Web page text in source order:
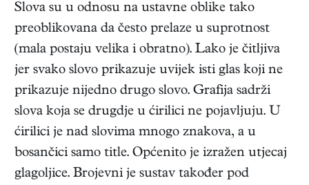
Slova su u odnosu na ustavne oblike tako
preoblikovana da često prelaze u suprotnost
(mala postaju velika i obratno). Lako je čitljiva
jer svako slovo prikazuje uvijek isti glas koji ne
prikazuje nijedno drugo slovo. Grafija sadrži
slova koja se drugdje u ćirilici ne pojavljuju. U
ćirilici je nad slovima mnogo znakova, a u
bosančici samo title. Općenito je izražen utjecaj
glagoljice. Brojevni je sustav također pod